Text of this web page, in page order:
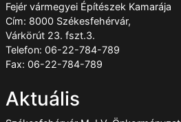
Fejér vármegyei Építészek Kamarája
Cím: 8000 Székesfehérvár,
Várkörút 23. fszt.3.
Telefon: 06-22-784-789
Fax: 06-22-784-789
Aktuális